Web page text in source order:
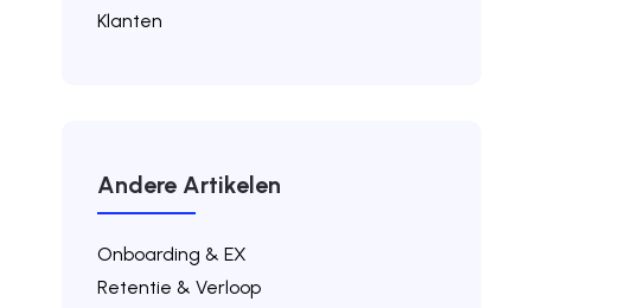
Klanten
Andere Artikelen
Onboarding & EX
Retentie & Verloop